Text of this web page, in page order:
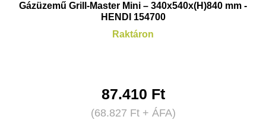
Gázüzemű Grill-Master Mini – 340x540x(H)840 mm -
HENDI 154700
Raktáron
87.410 Ft
(68.827 Ft+ ÁFA)